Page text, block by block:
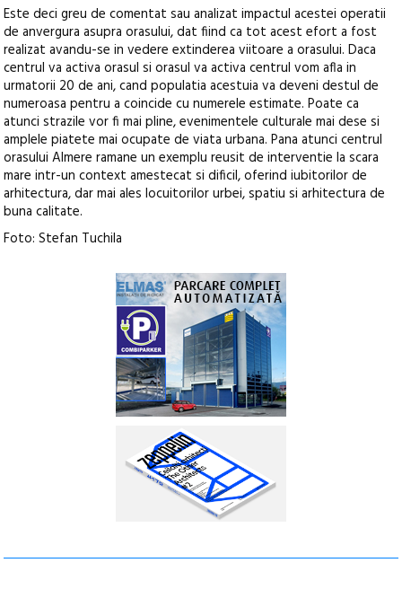
Este deci greu de comentat sau analizat impactul acestei operatii
de anvergura asupra orasului, dat fiind ca tot acest efort a fost
realizat avandu-se in vedere extinderea viitoare a orasului. Daca
centrul va activa orasul si orasul va activa centrul vom afla in
urmatorii 20 de ani, cand populatia acestuia va deveni destul de
numeroasa pentru a coincide cu numerele estimate. Poate ca
atunci strazile vor fi mai pline, evenimentele culturale mai dese si
amplele piatete mai ocupate de viata urbana. Pana atunci centrul
orasului Almere ramane un exemplu reusit de interventie la scara
mare intr-un context amestecat si dificil, oferind iubitorilor de
arhitectura, dar mai ales locuitorilor urbei, spatiu si arhitectura de
buna calitate.
Foto: Stefan Tuchila